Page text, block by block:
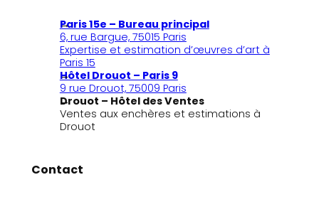
Paris 15e – Bureau principal
6, rue Bargue, 75015 Paris
Expertise et estimation d’œuvres d’art à
Paris 15
Hôtel Drouot – Paris 9
9 rue Drouot, 75009 Paris
Drouot – Hôtel des Ventes
Ventes aux enchères et estimations à
Drouot
Contact